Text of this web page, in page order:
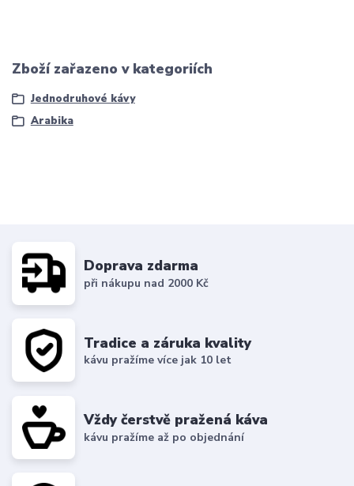
Zboží zařazeno v kategoriích
Jednodruhové kávy
Arabika
Doprava zdarma
při nákupu nad 2000 Kč
Tradice a záruka kvality
kávu pražíme více jak 10 let
Vždy čerstvě pražená káva
kávu pražíme až po objednání